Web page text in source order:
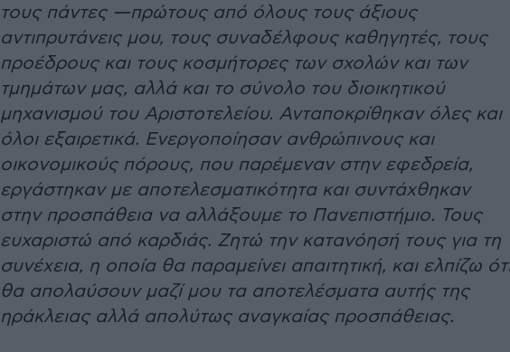
τους πάντες —πρώτους από όλους τους άξιους
αντιπρυτάνεις μου, τους συναδέλφους καθηγητές, τους
προέδρους και τους κοσμήτορες των σχολών και των
τμημάτων μας, αλλά και το σύνολο του διοικητικού
μηχανισμού του Αριστοτελείου. Ανταποκρίθηκαν όλες και
όλοι εξαιρετικά. Ενεργοποίησαν ανθρώπινους και
οικονομικούς πόρους, που παρέμεναν στην εφεδρεία,
εργάστηκαν με αποτελεσματικότητα και συντάχθηκαν
στην προσπάθεια να αλλάξουμε το Πανεπιστήμιο. Τους
ευχαριστώ από καρδιάς. Ζητώ την κατανόησή τους για τη
συνέχεια, η οποία θα παραμείνει απαιτητική, και ελπίζω
θα απολαύσουν μαζί μου τα αποτελέσματα αυτής της
ηράκλειας αλλά απολύτως αναγκαίας προσπάθειας.